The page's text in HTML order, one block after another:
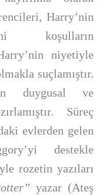
Harry’nin
koşulların
niyetiyle
suçlamıştır.
duygusal ve
Süreç
evlerden gelen
destekle
rozetin yazıları
yazar (Ateş